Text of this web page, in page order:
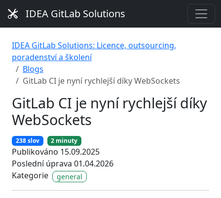
IDEA GitLab Solutions
IDEA GitLab Solutions: Licence, outsourcing,
poradenství a školení
Blogs
GitLab CI je nyní rychlejší díky WebSockets
GitLab CI je nyní rychlejší díky
WebSockets
238 slov 2 minuty
Publikováno 15.09.2025
Poslední úprava 01.04.2026
Kategorie
general